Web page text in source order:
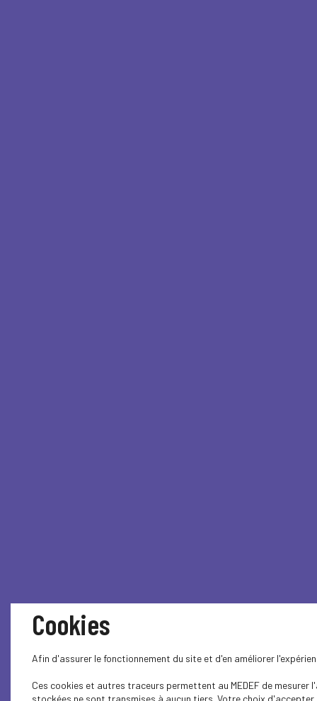
Cookies
Afin d'assurer le fonctionnement du site et d'en améliorer
Ces cookies et autres traceurs permettent au MEDEF de
stockées ne sont transmises à aucun tiers. Votre choix